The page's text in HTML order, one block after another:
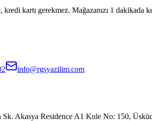
kredi kartı gerekmez. Mağazanızı 1 dakikada
info@rgsyazilim.com
Sk. Akasya Residence A1 Kule No: 150,